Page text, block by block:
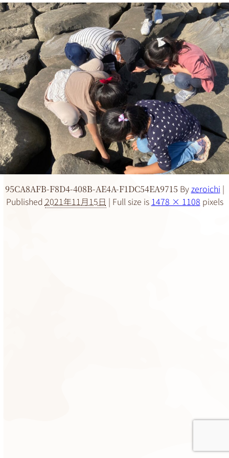
95CA8AFB-F8D4-408B-AE4A-F1DC54EA9715 Byzeroichi |
Published 2021年11月15日 | Full size is 1478 × 1108 pixels